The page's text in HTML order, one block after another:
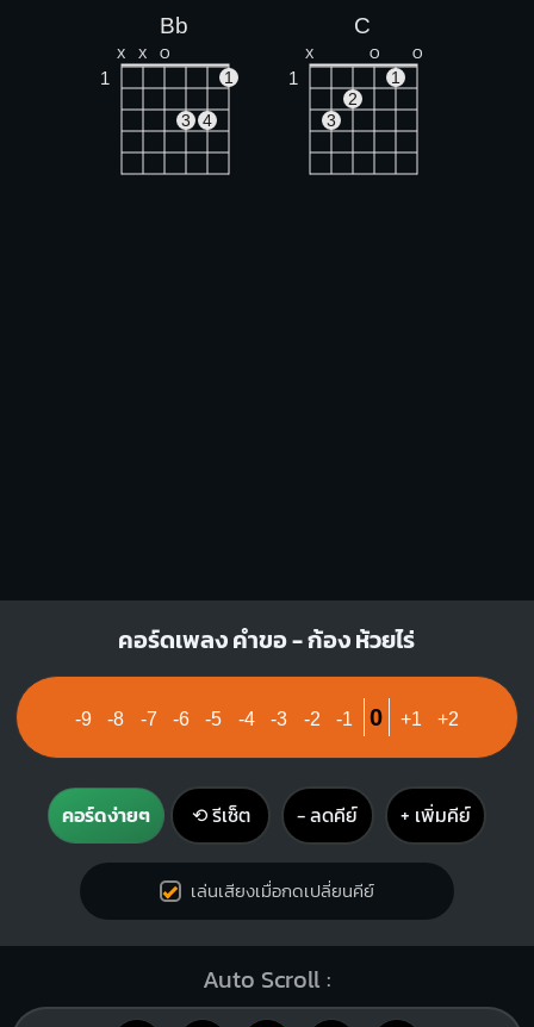
Bb
X X O
1 1
3 4
C
X O O
1
1
2
3
คอร์ดเพลง คำขอ - ก้อง ห้วยไร่
-9 -8 -7 -6 -5 -4 -3 -2 -1 0 +1 +2
คอร์ดง่ายๆ ⟲ รีเซ็ต − ลดคีย์ + เพิ่มคีย์
เล่นเสียงเมื่อกดเปลี่ยนคีย์
Auto Scroll :